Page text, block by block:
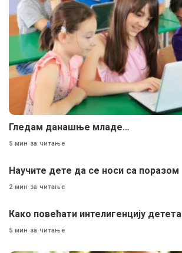
Гледам данашње младе…
5 мин за читање
Научите дете да се носи са поразом
2 мин за читање
Како повећати интелигенцију детета
5 мин за читање